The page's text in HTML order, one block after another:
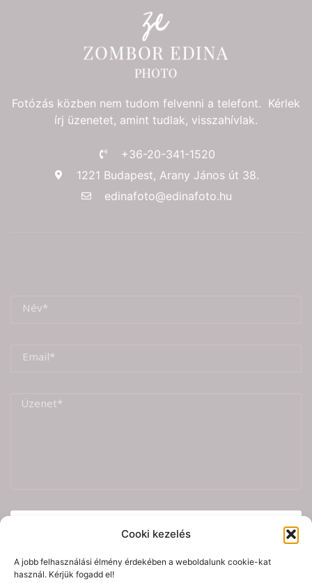
Cooki kezelés
A jobb felhasználási élmény érdekében a weboldalunk cookie-kat
használ. Kérjük fogadd el!
Fotózás közben nem tudom felvenni a telefont. Kérlek
írj üzenetet, amint tudlak, visszahívlak.
+36-20-341-1520
1221 Budapest, Arany János út 38.
edinafoto@edinafoto.hu